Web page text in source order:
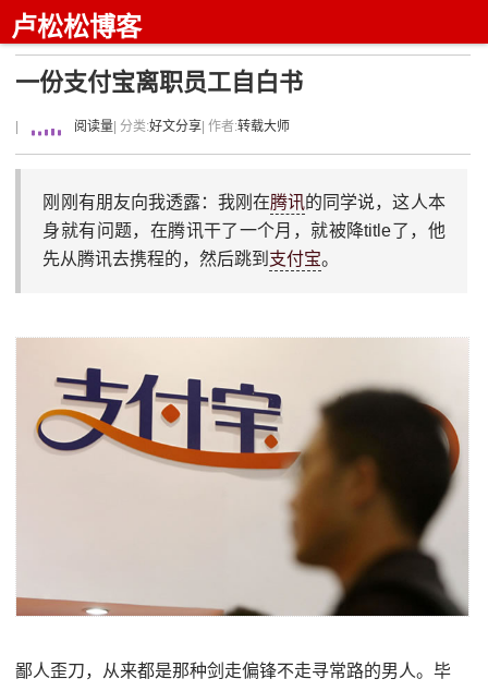
卢松松博客
一份支付宝离职员工自白书
阅读量 | 分类:好文分享 | 作者:转载大师
刚刚有朋友向我透露：我刚在腾讯的同学说，这人本
身就有问题，在腾讯干了一个月，就被降title了，他
先从腾讯去携程的，然后跳到 支付宝。
鄙人歪刀，从来都是那种剑走偏锋不走寻常路的男人。毕